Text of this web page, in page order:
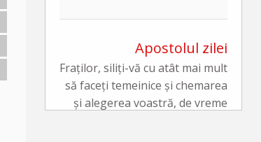
Apostolul zilei
Fraților, siliți-vă cu atât mai mult
să faceți temeinice și chemarea
și alegerea voastră, de vreme